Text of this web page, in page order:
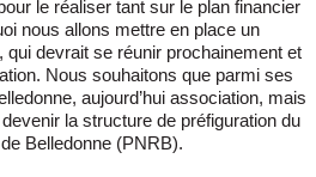
le réaliser tant sur le plan financier
nous allons mettre en place un
qui devrait se réunir prochainement et
Nous souhaitons que parmi ses
aujourd’hui association, mais
la structure de préfiguration du
Belledonne (PNRB).